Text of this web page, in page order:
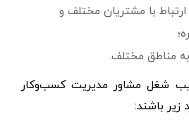
با مشتریان مختلف و
مناطق مختلف.
شغل مشاور مديريت کسب‌وکار
باشند: